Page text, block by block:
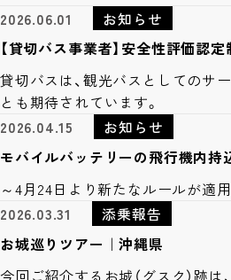
2026.06.01
お知らせ
【貸切バス事業者】安全性評価認
貸切バスは、観光バスとしてのサ
とも期待されています。
2026.04.15
お知らせ
モバイルバッテリーの飛行機内持
～4月24日より新たなルールが適
2026.03.31
添乗報告
お城巡りツアー｜沖縄県
今回ご紹介するお城（グスク）跡は